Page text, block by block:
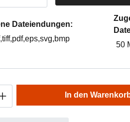
Dateiendungen:
50
Gib den
In den